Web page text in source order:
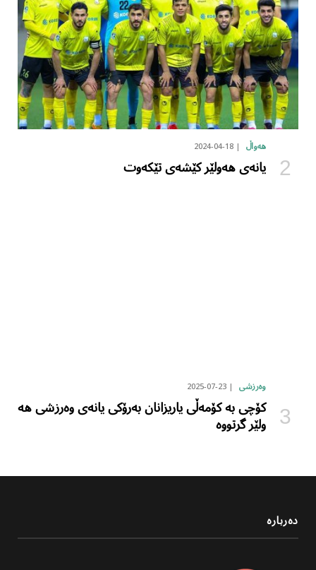
هەواڵ 2024-04-18
یانەی هەولێر کێشەی تێکەوت
وەرزشی 2025-07-23
کۆچی بە کۆمەڵی یاریزانان بەرۆکی یانەی وەرزشی هە
ولێر گرتووە
دەربارە